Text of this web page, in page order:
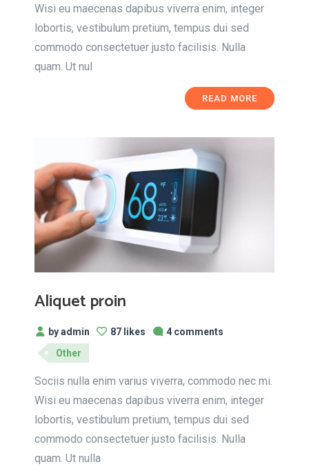
Wisi eu maecenas dapibus viverra enim, integer
lobortis, vestibulum pretium, tempus dui sed
commodo consectetuer justo facilisis. Nulla
quam. Ut nul
READ MORE
Aliquet proin
by admin 87 likes
4 comments
Other
Sociis nulla enim varius viverra, commodo nec mi.
Wisi eu maecenas dapibus viverra enim, integer
lobortis, vestibulum pretium, tempus dui sed
commodo consectetuer justo facilisis. Nulla
quam. Ut nulla